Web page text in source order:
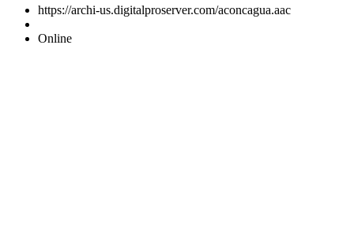
https://archi-us.digitalproserver.com/aconcagua.aac
Online